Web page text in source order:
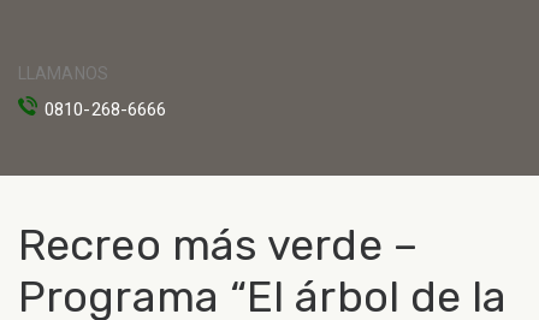
LLAMANOS
0810-268-6666
Recreo más verde –
Programa “El árbol de la